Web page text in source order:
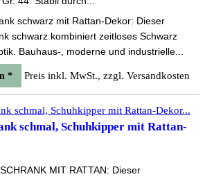
schwarz mit Rattan-Dekor: Dieser
schwarz kombiniert zeitloses Schwarz
Bauhaus-, moderne und industrielle...
* Preis inkl. MwSt., zzgl. Versandkosten
schmal, Schuhkipper mit Rattan-
MIT RATTAN: Dieser